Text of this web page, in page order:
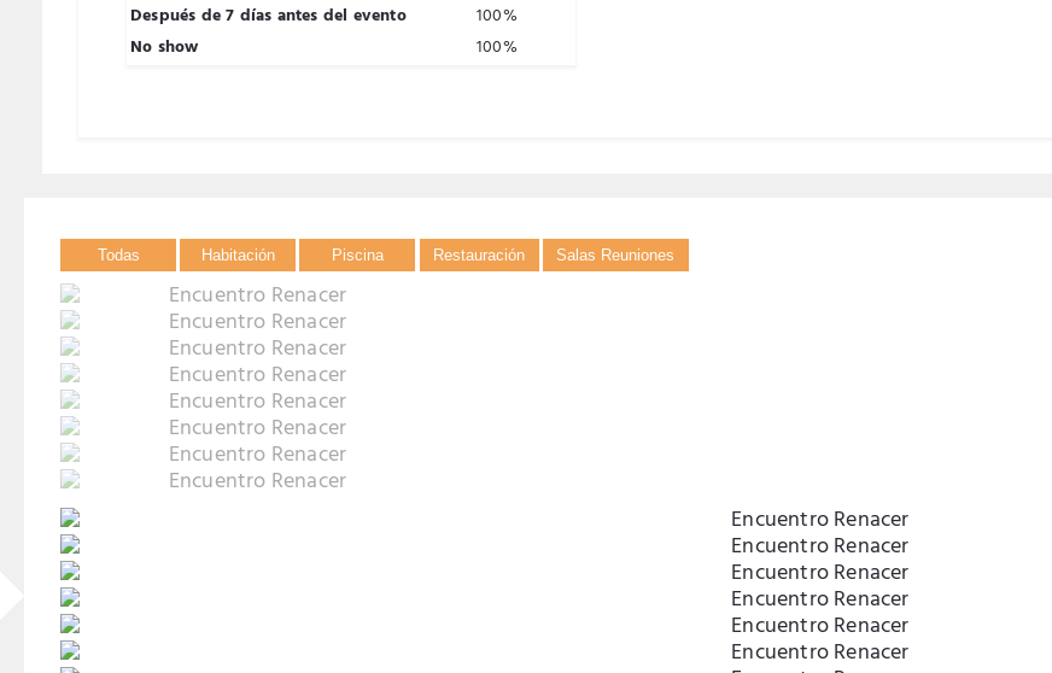
Después de 7 días antes del evento
100%
No show
100%
Todas Habitación Piscina Restauración Salas Reuniones